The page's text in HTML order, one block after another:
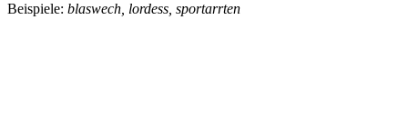
Beispiele: blaswech, lordess, sportarrten